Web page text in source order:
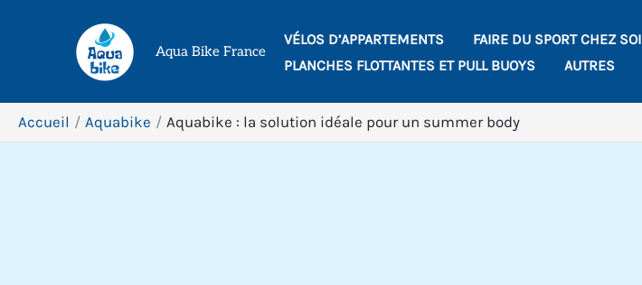
Aqua Bike France
VÉLOS D’APPARTEMENTS FAIRE DU SPORT CHEZ SOI
PLANCHES FLOTTANTES ET PULL BUOYS
AUTRES
Accueil Aquabike Aquabike : la solution idéale pour un summer body